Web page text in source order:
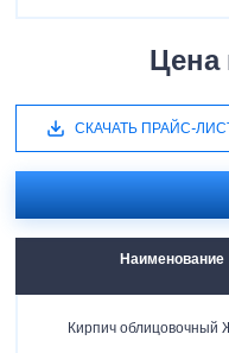
СКАЧАТЬ ПРАЙС-
Наименование
Кирпич облицовочный